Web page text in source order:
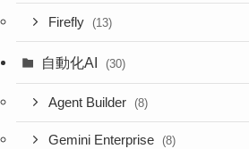
Firefly (13)
自動化AI (30)
Agent Builder (8)
Gemini Enterprise (8)